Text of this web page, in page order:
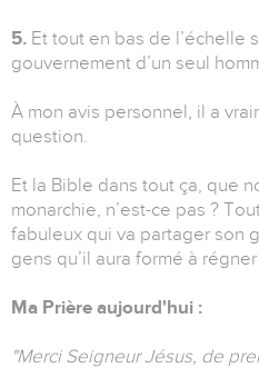
5. Et tout en bas de l’échelle
gouvernement d’un seul
À mon avis personnel, il a
question.
Et la Bible dans tout ça, que
monarchie, n’est-ce pas ?
fabuleux qui va partager son
gens qu’il aura formé à régner
Ma Prière aujourd'hui :
"Merci Seigneur Jésus, de